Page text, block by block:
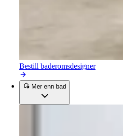
Bestill baderomsdesigner
Mer enn bad